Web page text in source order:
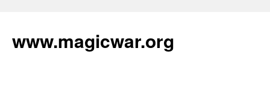
www.magicwar.org